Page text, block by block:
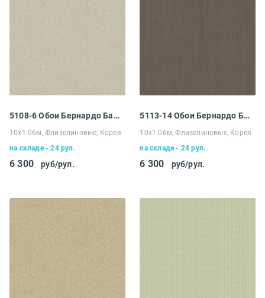
5108-6 Обои Бернардо Барталуччи Абрузо
10х1.06м, Флизелиновые, Корея
на складе - 24 рул.
6 300 руб/рул.
5113-14 Обои Бернардо Барталуччи Абрузо
10х1.06м, Флизелиновые, Корея
на складе - 24 рул.
6 300 руб/рул.